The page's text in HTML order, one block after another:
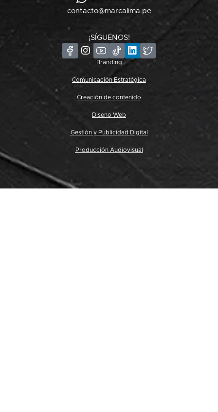
contacto@marcalima.pe
¡SÍGUENOS!
Branding
Comunicación Estratégica
Creación de contenido
Diseno Web
Gestión y Publicidad Digital
Producción Audiovisual